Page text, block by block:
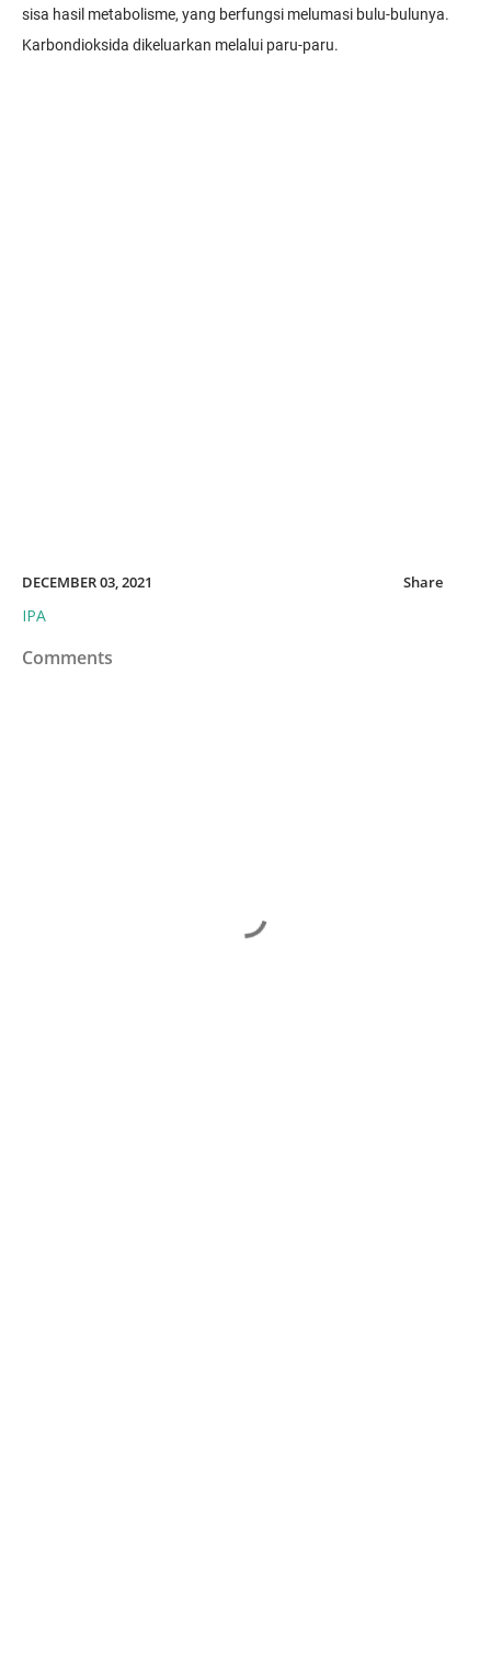
sisa hasil metabolisme, yang berfungsi melumasi bulu-bulunya.
Karbondioksida dikeluarkan melalui paru-paru.
DECEMBER 03, 2021
IPA
Share
Comments